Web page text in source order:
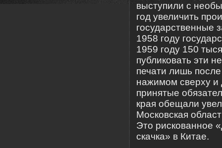
выступили с
год увеличить
государственные
1958 году
1959 году 150
публиковать эти
печати лишь
нажимом сверху и
принятые
края обещали
Московская
Это рискованное
скачка» в Китае.